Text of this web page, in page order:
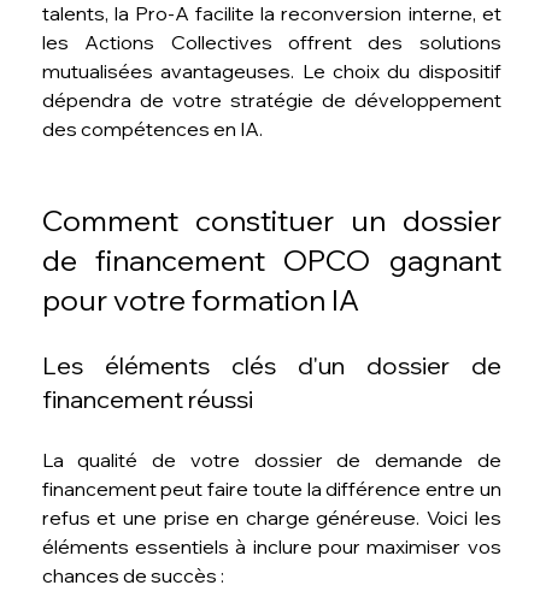
talents, la Pro-A facilite la reconversion interne, et
les Actions Collectives offrent des solutions
mutualisées avantageuses. Le choix du dispositif
dépendra de votre stratégie de développement
des compétences en IA.
Comment constituer un dossier
de financement OPCO gagnant
pour votre formation IA
Les éléments clés d'un dossier de
financement réussi
La qualité de votre dossier de demande de
financement peut faire toute la différence entre un
refus et une prise en charge généreuse. Voici les
éléments essentiels à inclure pour maximiser vos
chances de succès :